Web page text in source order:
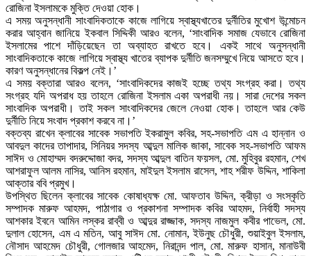
রোজিনা ইসলামকে মুক্তি দেওয়া হোক।
এ সময় অনুসন্ধানী সাংবাদিকতাকে কাজে লাগিয়ে স্বাস্থ্যখাতের দুর্নীতির মুখোশ উন্মোচন
করার আহ্বান জানিয়ে ইকবাল সিদ্দিকী আরও বলেন, ‘সাংবাদিক সমাজ যেভাবে রোজিনা
ইসলামের পাশে দাঁড়িয়েছেন তা অব্যাহত রাখতে হবে। একই সাথে অনুসন্ধানী
সাংবাদিকতাকে কাজে লাগিয়ে স্বাস্থ্য খাতের ব্যাপক দুর্নীতি জনসম্মুখে নিয়ে আসতে হবে।
কারণ অনুসন্ধানের বিকল্প নেই।’
এ সময় বক্তারা আরও বলেন, ‘সাংবাদিকদের কাজই হচ্ছে তথ্য সংগ্রহ করা। তথ্য
সংগ্রহ যদি অপরাধ হয় তাহলে রোজিনা ইসলাম একা অপরাধী নয়। সারা দেশের সকল
সাংবাদিক অপরাধী। তাই সকল সাংবাদিকদের জেলে নেওয়া হোক। তাহলে আর কেউ
দুর্নীতি নিয়ে সংবাদ প্রকাশ করবে না।’
বক্তব্য রাখেন ক্লাবের সাবেক সভাপতি ইকরামুল কবির, সহ-সভাপতি এম এ হান্নান ও
আবদুল কাদের তাপাদার, সিনিয়র সদস্য আব্দুল মালিক জাকা, সাবেক সহ-সভাপতি আফম
সাঈদ ও মোহাম্মদ বদরুদ্দোজা বদর, সদস্য আব্দুল বাতিন ফয়সল, মো. মুহিবুর রহমান, শেখ
আশরাফুল আলম নাসির, আনিস রহমান, মাইদুল ইসলাম রাসেল, শাহ শরীফ উদ্দিন, শাকিলা
আক্তার ববি প্রমুখ।
উপস্থিত ছিলেন ক্লাবের সাবেক কোষাধ্যক্ষ মো. আফতাব উদ্দিন, ক্রীড়া ও সংস্কৃতি
সম্পাদক মারুফ আহমদ, পাঠাগার ও প্রকাশনা সম্পাদক কবির আহমদ, নির্বাহী সদস্য
আশকার ইবনে আমিন লস্কর রাব্বী ও আব্দুর রাজ্জাক, সদস্য নাজমুল কবীর পাভেল, মো.
দুলাল হোসেন, এম এ মতিন, আবু সাঈদ মো. নোমান, ইউনুছ চৌধুরী, শুয়াইবুল ইসলাম,
নৌসাদ আহমেদ চৌধুরী, গোলজার আহমেদ, নিরানন্দ পাল, মো. মারুফ হাসান, মানাউবী